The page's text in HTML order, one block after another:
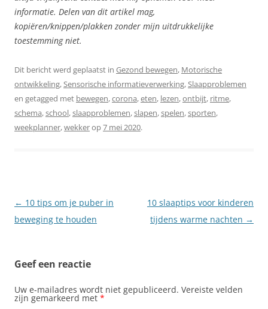
informatie. Delen van dit artikel mag,
kopiëren/knippen/plakken zonder mijn uitdrukkelijke
toestemming niet.
Dit bericht werd geplaatst in Gezond bewegen, Motorische
ontwikkeling,Sensorische informatieverwerking,Slaapproblemen
en getagged met bewegen,corona,eten, lezen,ontbijt, ritme,
schema,school,slaapproblemen,slapen,spelen,sporten,
weekplanner,wekkerop7 mei 2020.
Berichtnavigatie
← 10 tips om je puber in
beweging te houden
10 slaaptips voor kinderen
tijdens warme nachten →
Geef een reactie
Uw e-mailadres wordt niet gepubliceerd. Vereiste velden
zijn gemarkeerd met *